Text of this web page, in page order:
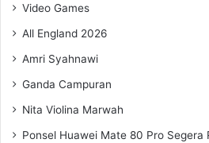
Video Games
All England 2026
Amri Syahnawi
Ganda Campuran
Nita Violina Marwah
Ponsel Huawei Mate 80 Pro Segera